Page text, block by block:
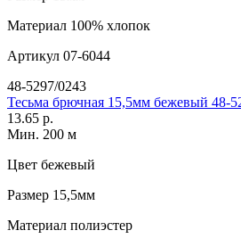
Материал 100% хлопок
Артикул 07-6044
48-5297/0243
Тесьма брючная 15,5мм бежевый 48-
13.65 р.
Мин. 200 м
Цвет бежевый
Размер 15,5мм
Материал полиэстер